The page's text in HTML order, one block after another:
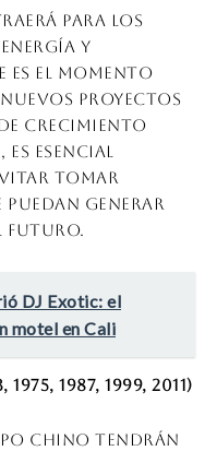
para los
y
es el momento
proyectos
crecimiento
esencial
tomar
puedan generar
futuro.
DJ Exotic: el
motel en Cali
1987, 1999, 2011)
chino tendrán